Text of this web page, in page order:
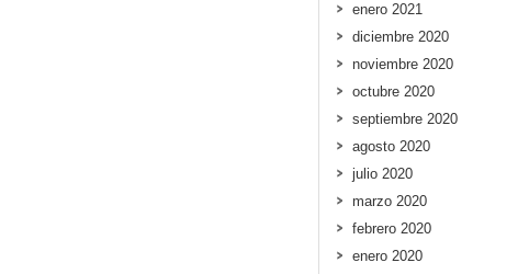
enero 2021
diciembre 2020
noviembre 2020
octubre 2020
septiembre 2020
agosto 2020
julio 2020
marzo 2020
febrero 2020
enero 2020